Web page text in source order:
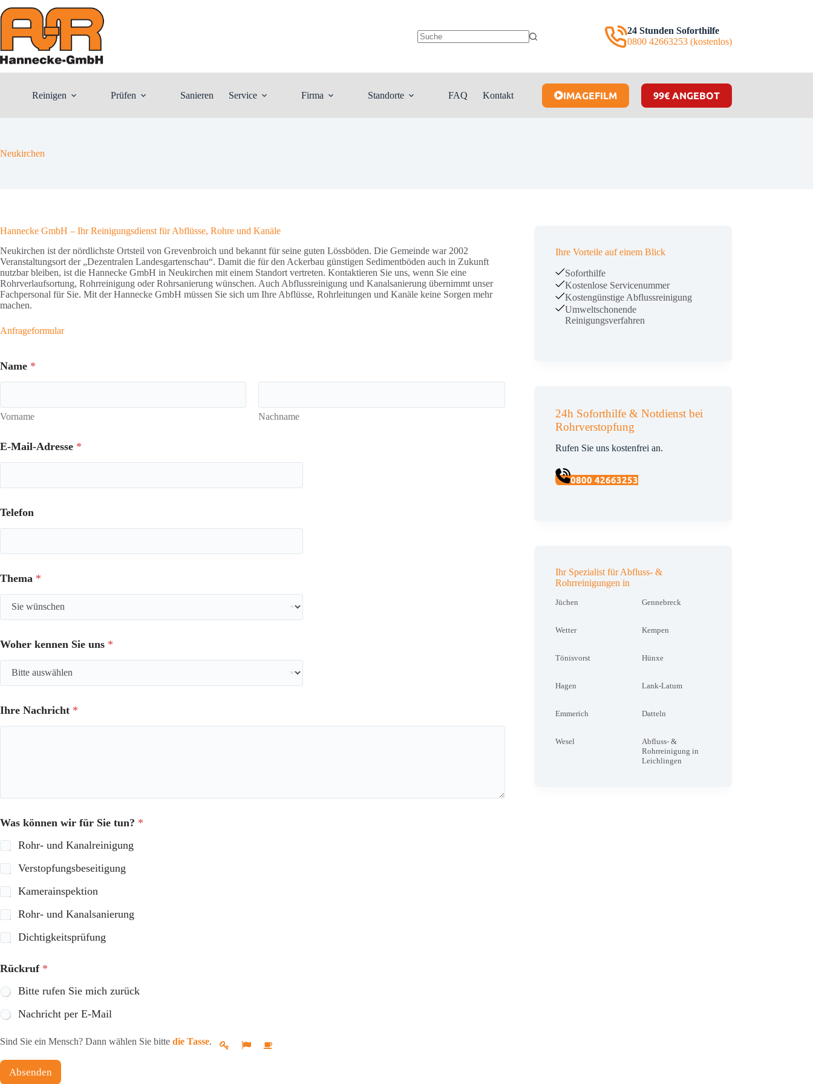
Inhalt
springen
24 Stunden Soforthilfe
0800 42663253 (kostenlos)
Reinigen Prüfen Sanieren Service Firma Standorte FAQ Kontakt IMAGEFILM 99€ ANGEBOT
Neukirchen
Hannecke GmbH – Ihr Reinigungsdienst für Abflüsse, Rohre und Kanäle
Neukirchen ist der nördlichste Ortsteil von Grevenbroich und bekannt für seine guten Lössböden. Die Gemeinde war 2002
Veranstaltungsort der „Dezentralen Landesgartenschau“. Damit die für den Ackerbau günstigen Sedimentböden auch in Zukunft
nutzbar bleiben, ist die Hannecke GmbH in Neukirchen mit einem Standort vertreten. Kontaktieren Sie uns, wenn Sie eine
Rohrverlaufsortung, Rohrreinigung oder Rohrsanierung wünschen. Auch Abflussreinigung und Kanalsanierung übernimmt unser
Fachpersonal für Sie. Mit der Hannecke GmbH müssen Sie sich um Ihre Abflüsse, Rohrleitungen und Kanäle keine Sorgen mehr
machen.
Anfrageformular
Name *
Vorname Nachname
E-Mail-Adresse *
Telefon
Thema *
Woher kennen Sie uns *
Ihre Nachricht *
Was können wir für Sie tun? *
Rohr- und Kanalreinigung
Verstopfungsbeseitigung
Kamerainspektion
Rohr- und Kanalsanierung
Dichtigkeitsprüfung
Rückruf *
Bitte rufen Sie mich zurück
Nachricht per E-Mail
Sind Sie ein Mensch? Dann wählen Sie bitte die Tasse.
Absenden
Ihre Vorteile auf einem Blick
Soforthilfe
Kostenlose Servicenummer
Kostengünstige Abflussreinigung
Umweltschonende
Reinigungsverfahren
24h Soforthilfe & Notdienst bei
Rohrverstopfung
Rufen Sie uns kostenfrei an.
0800 42663253
Ihr Spezialist für Abfluss- &
Rohrreinigungen in
Jüchen Gennebreck
Wetter Kempen
Tönisvorst Hünxe
Hagen Lank-Latum
Emmerich Datteln
Wesel
Abfluss- &
Rohrreinigung in
Leichlingen